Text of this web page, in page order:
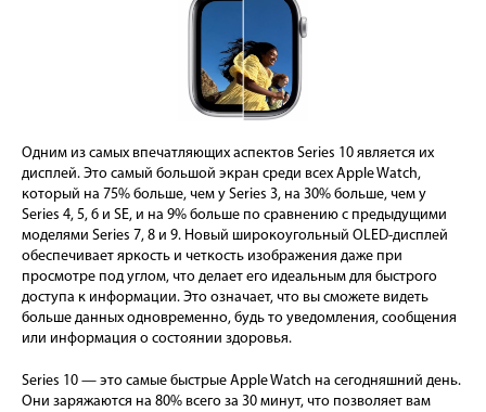
Одним из самых впечатляющих аспектов Series 10 является их
дисплей. Это самый большой экран среди всех Apple Watch,
который на 75% больше, чем у Series 3, на 30% больше, чем у
Series 4, 5, 6 и SE, и на 9% больше по сравнению с предыдущими
моделями Series 7, 8 и 9. Новый широкоугольный OLED-дисплей
обеспечивает яркость и четкость изображения даже при
просмотре под углом, что делает его идеальным для быстрого
доступа к информации. Это означает, что вы сможете видеть
больше данных одновременно, будь то уведомления, сообщения
или информация о состоянии здоровья.
Series 10 — это самые быстрые Apple Watch на сегодняшний день.
Они заряжаются на 80% всего за 30 минут, что позволяет вам